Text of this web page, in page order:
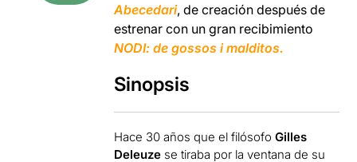
Abecedari, de creación después de
estrenar con un gran recibimiento
NODI: de gossos i malditos.
Sinopsis
Hace 30 años que el filósofoGilles
Deleuze se tiraba por la ventana de su